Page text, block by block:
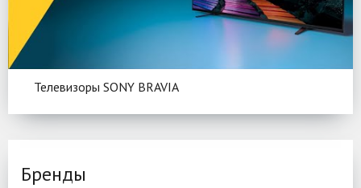
Телевизоры SONY BRAVIA
Бренды